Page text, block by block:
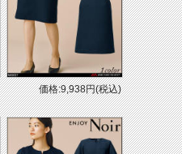
価格:9,938円(税込)